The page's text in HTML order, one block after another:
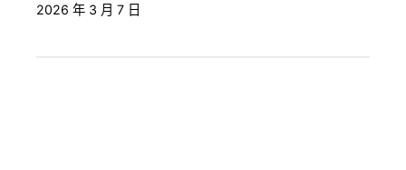
2026 年 3 月 7 日